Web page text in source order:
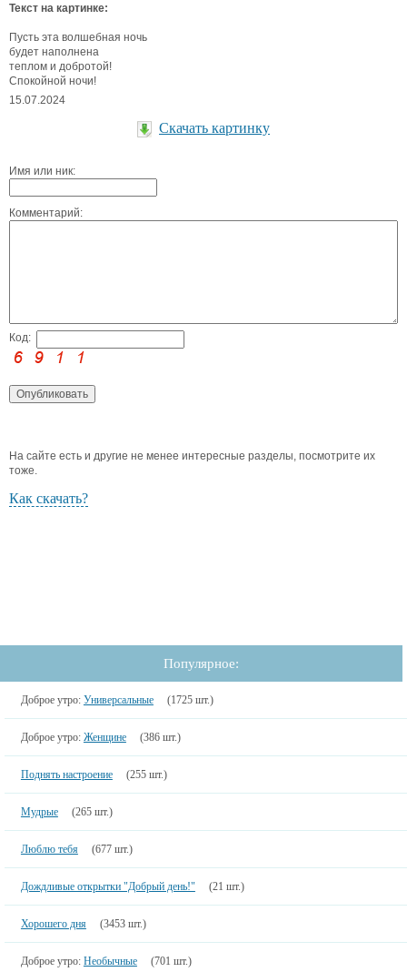
Текст на картинке:
Пусть эта волшебная ночь
будет наполнена
теплом и добротой!
Спокойной ночи!
15.07.2024
Скачать картинку
Имя или ник:
Комментарий:
Код:
На сайте есть и другие не менее интересные разделы, посмотрите их
тоже.
Как скачать?
Популярное:
Доброе утро: Универсальные (1725 шт.)
Доброе утро: Женщине (386 шт.)
Поднять настроение (255 шт.)
Мудрые (265 шт.)
Люблю тебя (677 шт.)
Дождливые открытки "Добрый день!" (21 шт.)
Хорошего дня (3453 шт.)
Доброе утро: Необычные (701 шт.)